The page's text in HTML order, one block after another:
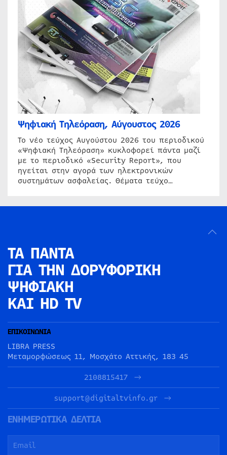
Ψηφιακή Τηλεόραση, Αύγουστος 2026
Το νέο τεύχος Αυγούστου 2026 του περιοδικού
«Ψηφιακή Τηλεόραση» κυκλοφορεί πάντα μαζί
με το περιοδικό «Security Report», που
ηγείται στην αγορά των ηλεκτρονικών
συστημάτων ασφαλείας. Θέματα τεύχο…
ΤΑ ΠΑΝΤΑ
ΓΙΑ ΤΗΝ ΔΟΡΥΦΟΡΙΚΗ
ΨΗΦΙΑΚΗ
ΚΑΙ HD TV
ΕΠΙΚΟΙΝΩΝΙΑ
LIBRA PRESS
Μεταμορφώσεως 11, Μοσχάτο Αττικής, 183 45
2108815417
support@digitaltvinfo.gr
ΕΝΗΜΕΡΩΤΙΚΑ ΔΕΛΤΙΑ